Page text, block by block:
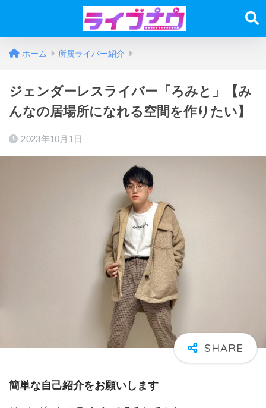
ホーム 所属ライバー紹介
ジェンダーレスライバー「ろみと」【み
んなの居場所になれる空間を作りたい】
2023年10月1日
簡単な自己紹介をお願いします